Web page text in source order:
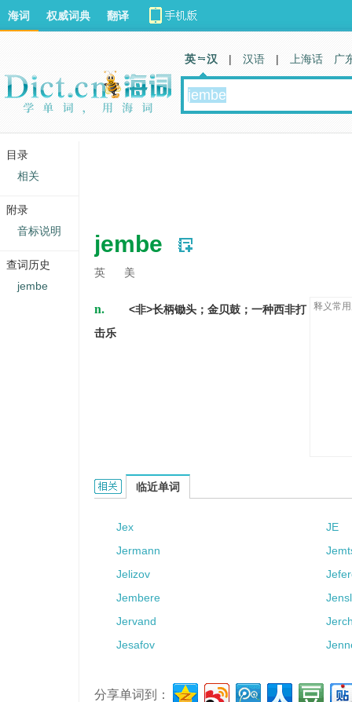
jembe
英 美
n.
<非>长柄锄头；金贝鼓；一种西非打
击乐
释义常
jembe的相关资料：
临近单词
Jex
JE
Jermann
Jelizov
Jembere
Jervand
Jesafov
分享单词到：
海词 权威词典 翻译
英 汉 | 汉语 | 上海话 广
目录
相关
附录
音标说明
查词历史
jembe